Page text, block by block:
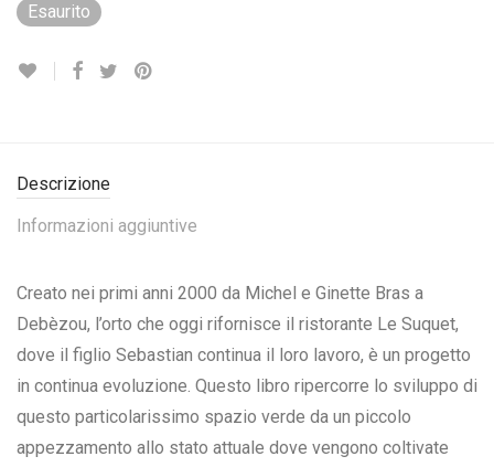
Esaurito
Descrizione
Informazioni aggiuntive
Creato nei primi anni 2000 da Michel e Ginette Bras a
Debèzou, l’orto che oggi rifornisce il ristorante Le Suquet,
dove il figlio Sebastian continua il loro lavoro, è un progetto
in continua evoluzione. Questo libro ripercorre lo sviluppo di
questo particolarissimo spazio verde da un piccolo
appezzamento allo stato attuale dove vengono coltivate